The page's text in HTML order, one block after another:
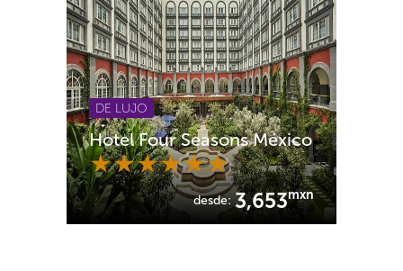
DE LUJO
Hotel Four Seasons México
desde: 3,653mxn